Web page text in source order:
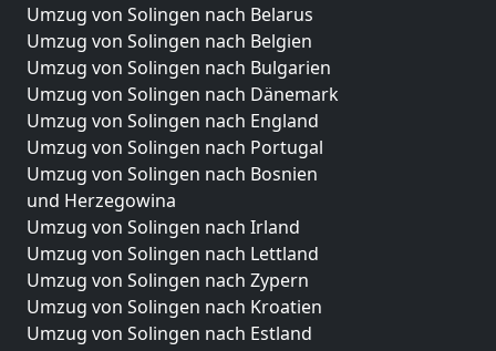
Umzug von Solingen nach Belarus
Umzug von Solingen nach Belgien
Umzug von Solingen nach Bulgarien
Umzug von Solingen nach Dänemark
Umzug von Solingen nach England
Umzug von Solingen nach Portugal
Umzug von Solingen nach Bosnien
und Herzegowina
Umzug von Solingen nach Irland
Umzug von Solingen nach Lettland
Umzug von Solingen nach Zypern
Umzug von Solingen nach Kroatien
Umzug von Solingen nach Estland